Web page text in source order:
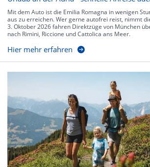
Mit dem Auto ist die Emilia Romagna in wenigen
aus zu erreichen. Wer gerne autofrei reist, nimmt
3. Oktober 2026 fahren Direktzüge von München
nach Rimini, Riccione und Cattolica ans Meer.
Hier mehr erfahren